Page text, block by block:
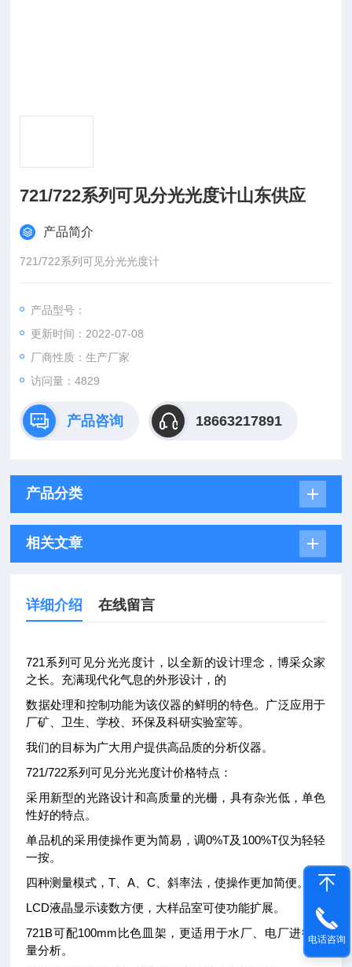
721/722系列可见分光光度计山东供应
产品简介
721/722系列可见分光光度计
产品型号：
更新时间：2022-07-08
厂商性质：生产厂家
访问量：4829
产品咨询 18663217891
产品分类
相关文章
详细介绍 在线留言
721系列可见分光光度计，以全新的设计理念，博采众家
之长。充满现代化气息的外形设计，的
数据处理和控制功能为该仪器的鲜明的特色。广泛应用于
厂矿、卫生、学校、环保及科研实验室等。
我们的目标为广大用户提供高品质的分析仪器。
721/722系列可见分光光度计价格特点：
采用新型的光路设计和高质量的光栅，具有杂光低，单色
性好的特点。
单品机的采用使操作更为简易，调0%T及100%T仅为轻轻
一按。
四种测量模式，T、A、C、斜率法，使操作更加简便。
LCD液晶显示读数方便，大样品室可使功能扩展。
721B可配100mm比色皿架，更适用于水厂、电厂进行含
量分析。
电话咨询